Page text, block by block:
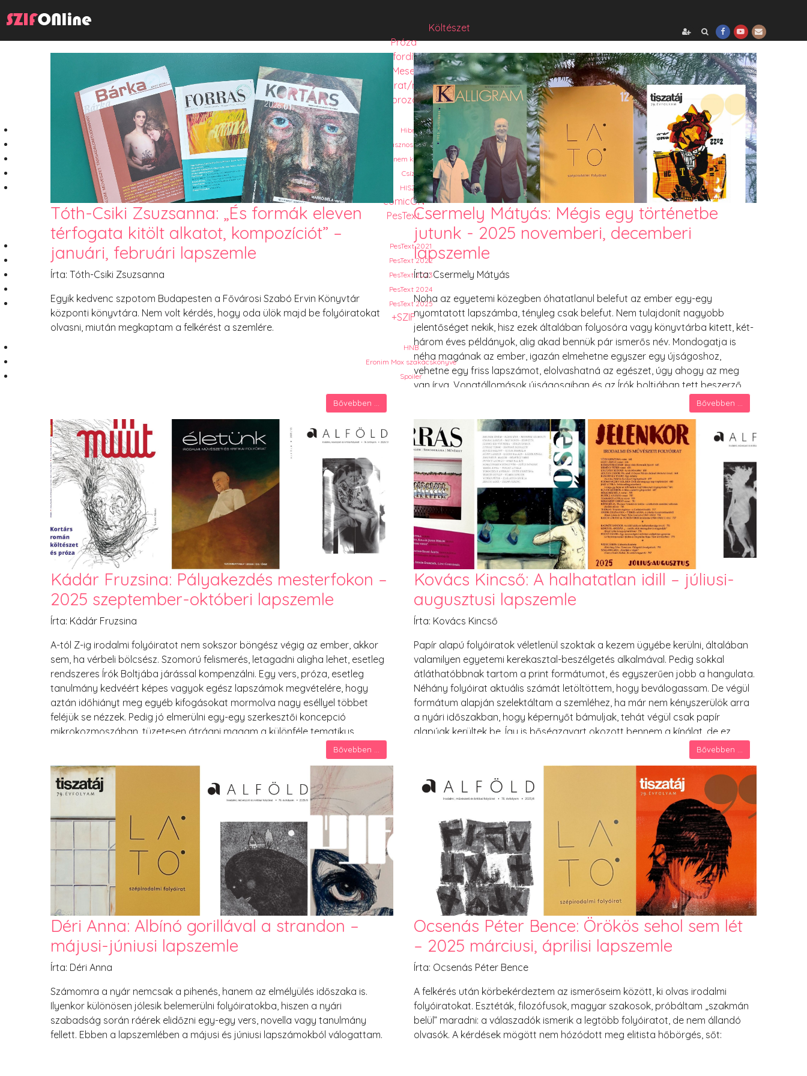
Költészet
Próza
Műfordítás
Mese
Folyó/irat/mentés
Sorozat
Hibrid
Hasznos szöveg
Józsefet nem kérdezte senki
Csízió
HISZTI
comicON
PesText
PesText 2021
PesText 2022
PesText 2023
PesText 2024
PesText 2025
+SZIF
HNB
Eronim Mox szakácskönyve
Spoiler
Tóth-Csiki Zsuzsanna: „És formák eleven
térfogata kitölt alkatot, kompozíciót” –
januári, februári lapszemle
Írta: Tóth-Csiki Zsuzsanna
Egyik kedvenc szpotom Budapesten a Fővárosi Szabó Ervin Könyvtár
központi könyvtára. Nem volt kérdés, hogy oda ülök majd be folyóiratokat
olvasni, miután megkaptam a felkérést a szemlére.
Bővebben ...
Csermely Mátyás: Mégis egy történetbe
jutunk - 2025 novemberi, decemberi
lapszemle
Írta: Csermely Mátyás
Noha az egyetemi közegben óhatatlanul belefut az ember egy-egy
nyomtatott lapszámba, tényleg csak belefut. Nem tulajdonít nagyobb
jelentőséget nekik, hisz ezek általában folyosóra vagy könyvtárba kitett, két-
három éves példányok, alig akad bennük pár ismerős név. Mondogatja is
néha magának az ember, igazán elmehetne egyszer egy újságoshoz,
vehetne egy friss lapszámot, elolvashatná az egészet, úgy ahogy az meg
van írva. Vonatállomások újságosaiban és az Írók boltjában tett beszerző
körök után, mikor megkezdi az olvasást, konstatálja, van jogosultsága ennek
a formátumnak is, mert az (össze)olvasás során egy sokkal összetettebb
élményt kap, igaz több figyelmet és időt szánt rá. Egyszóval rájön: nem is
olyan nagy baj, hogy feleslegesen vett több, ezen szemléhez nem
felhasználható folyóiratot, hiszen minden egyes szám más-más felfogásban
működik, és ezek a világok remek lehetőséget adnak egy szabadlevegős
merülésre a vállalkozó kedvű olvasónak.
Bővebben ...
Kádár Fruzsina: Pályakezdés mesterfokon –
2025 szeptember-októberi lapszemle
Írta: Kádár Fruzsina
A-tól Z-ig irodalmi folyóiratot nem sokszor böngész végig az ember, akkor
sem, ha vérbeli bölcsész. Szomorú felismerés, letagadni aligha lehet, esetleg
rendszeres Írók Boltjába járással kompenzálni. Egy vers, próza, esetleg
tanulmány kedvéért képes vagyok egész lapszámok megvételére, hogy
aztán időhiányt meg egyéb kifogásokat mormolva nagy eséllyel többet
feléjük se nézzek. Pedig jó elmerülni egy-egy szerkesztői koncepció
mikrokozmoszában, tüzetesen átrágni magam a különféle tematikus
blokkokon, nyomdafriss megjelenéseken, sehol máshol fel nem lelhető
szakmunkákon. Le kell lassulni kicsit, hogy élvezni lehessen a papíralapú
folyóiratok világát – a lapszemléhez válogatva is valahol ezt az érzést
igyekeztem nyakon csípni.
Bővebben ...
Kovács Kincső: A halhatatlan idill – júliusi-
augusztusi lapszemle
Írta: Kovács Kincső
Papír alapú folyóiratok véletlenül szoktak a kezem ügyébe kerülni, általában
valamilyen egyetemi kerekasztal-beszélgetés alkalmával. Pedig sokkal
átláthatóbbnak tartom a print formátumot, és egyszerűen jobb a hangulata.
Néhány folyóirat aktuális számát letöltöttem, hogy beválogassam. De végül
formátum alapján szelektáltam a szemléhez, ha már nem kényszerülök arra
a nyári időszakban, hogy képernyőt bámuljak, tehát végül csak papír
alapúak kerültek be. Így is bőségzavart okozott bennem a kínálat, de ez
valahol öröm is. Előre megterveztem az utat Debrecenen belül,
végiggondoltam, hol lehet folyóiratokat venni. A Fórum és a Malompark
újságosai biztos helyek, a lottószelvényekkel szemben külön irodalmi részleg
van. Erdélyi lapok a Partium-házban kaphatók. Eddig terjed nagyjából a
látóköröm, talán néhány belvárosi kávézóban bukkanhatunk rá egy-egy
régebbi kiadványra. Nagyon jó élmény volt olvasni a lapszámokat, sokat
utaztak velem, kánikulában, kihalt megállókban, máskor otthon a kertben
lapozgattam őket. Kerestem a szövegekben az aktualitást, többször sikerült
átvenni a hangulatot, a látásmódot. Ennél csak azt tartom érdekesebbnek,
hogy ki mi alapján mazsoláz ki szövegeket a repertoárból.
Bővebben ...
Déri Anna: Albínó gorillával a strandon –
májusi-júniusi lapszemle
Írta: Déri Anna
Számomra a nyár nemcsak a pihenés, hanem az elmélyülés időszaka is.
Ilyenkor különösen jólesik belemerülni folyóiratokba, hiszen a nyári
szabadság során ráérek elidőzni egy-egy vers, novella vagy tanulmány
fellett. Ebben a lapszemlében a májusi és júniusi lapszámokból válogattam.
Ocsenás Péter Bence: Örökös sehol sem lét
– 2025 márciusi, áprilisi lapszemle
Írta: Ocsenás Péter Bence
A felkérés után körbekérdeztem az ismerőseim között, ki olvas irodalmi
folyóiratokat. Esztéták, filozófusok, magyar szakosok, próbáltam „szakmán
belül” maradni: a válaszadók ismerik a legtöbb folyóiratot, de nem állandó
olvasók. A kérdések mögött nem hózódott meg elitista hőbörgés, sőt: